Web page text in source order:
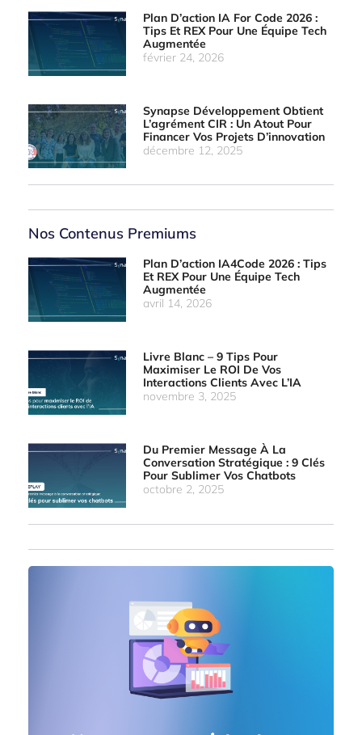
Plan D’action IA For Code 2026 :
Tips Et REX Pour Une Équipe Tech
Augmentée
février 24, 2026
Synapse Développement Obtient
L’agrément CIR : Un Atout Pour
Financer Vos Projets D’innovation
décembre 12, 2025
Nos Contenus Premiums
Plan D’action IA4Code 2026 : Tips
Et REX Pour Une Équipe Tech
Augmentée
avril 14, 2026
Livre Blanc – 9 Tips Pour
Maximiser Le ROI De Vos
Interactions Clients Avec L’IA
novembre 3, 2025
Du Premier Message À La
Conversation Stratégique : 9 Clés
Pour Sublimer Vos Chatbots
octobre 2, 2025